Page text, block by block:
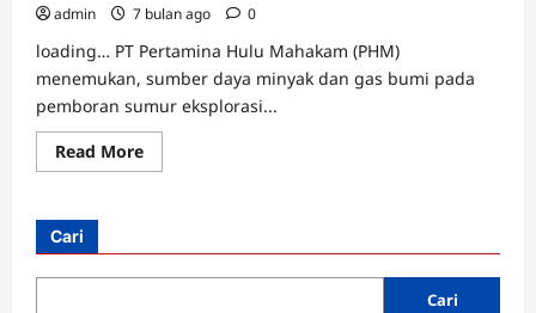
admin 7 bulan ago 0
loading… PT Pertamina Hulu Mahakam (PHM)
menemukan, sumber daya minyak dan gas bumi pada
pemboran sumur eksplorasi...
Read MoreRead
more
di
Kerja
Cari
Cari